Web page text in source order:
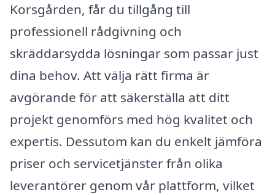
Korsgården, får du tillgång till
professionell rådgivning och
skräddarsydda lösningar som passar just
dina behov. Att välja rätt firma är
avgörande för att säkerställa att ditt
projekt genomförs med hög kvalitet och
expertis. Dessutom kan du enkelt jämföra
priser och servicetjänster från olika
leverantörer genom vår plattform, vilket